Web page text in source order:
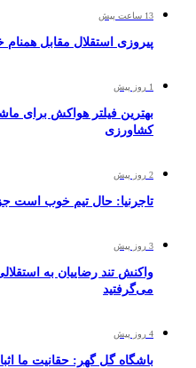
13 ساعت پیش
پیروزی استقلال مقابل همنام
1 روز پیش
بهترین فیلتر هواکش برای
کشاورزی
2 روز پیش
تاجرنیا: حال تیم خوب است
3 روز پیش
واکنش تند رضاییان به
می‌گرفتید
4 روز پیش
باشگاه گل گهر: حقانیت ما